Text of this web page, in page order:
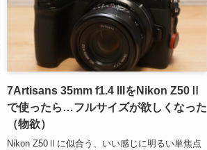
7Artisans 35mm f1.4 IIIをNikon Z50Ⅱ
で使ったら…フルサイズが欲しくなった
（物欲）
Nikon Z50Ⅱに似合う、いい感じに明るい単焦点